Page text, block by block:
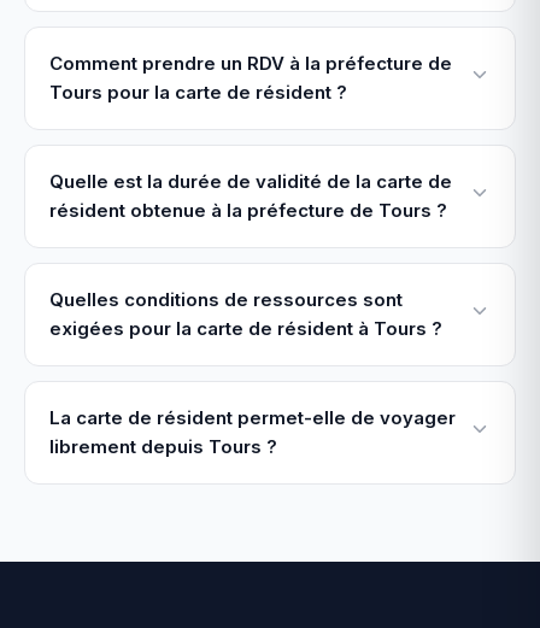
Comment prendre un RDV à la préfecture de
Tours pour la carte de résident ?
Quelle est la durée de validité de la carte de
résident obtenue à la préfecture de Tours ?
Quelles conditions de ressources sont
exigées pour la carte de résident à Tours ?
La carte de résident permet-elle de voyager
librement depuis Tours ?